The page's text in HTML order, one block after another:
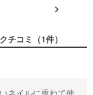
チコミ（1件）
ネイルに重ねて使